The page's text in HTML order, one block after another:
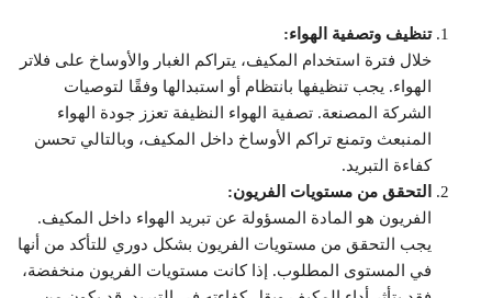
تنظيف وتصفية الهواء:
خلال فترة استخدام المكيف، يتراكم الغبار والأوساخ على فلاتر
الهواء. يجب تنظيفها بانتظام أو استبدالها وفقًا لتوصيات
الشركة المصنعة. تصفية الهواء النظيفة تعزز جودة الهواء
المنبعث وتمنع تراكم الأوساخ داخل المكيف، وبالتالي تحسن
كفاءة التبريد.
التحقق من مستويات الفريون:
الفريون هو المادة المسؤولة عن تبريد الهواء داخل المكيف.
يجب التحقق من مستويات الفريون بشكل دوري للتأكد من أنها
في المستوى المطلوب. إذا كانت مستويات الفريون منخفضة،